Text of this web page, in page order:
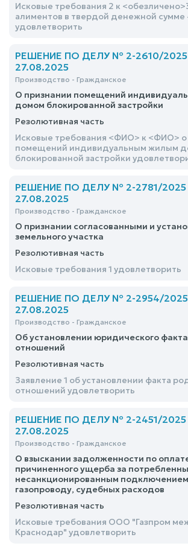
Исковые требования 2 к
алиментов в твердой денежной сумме
удовлетворить
РЕШЕНИЕ ПО ДЕЛУ № 2-2610/
27.08.2025
Производство - Гражданское
О признании помещений
домом блокированной застройки
Резолютивная часть
Исковые требования <ФИО> к <ФИО> о
помещений индивидуальным жилым
блокированной застройки
РЕШЕНИЕ ПО ДЕЛУ № 2-2781/
27.08.2025
Производство - Гражданское
О признании согласованными и
земельного участка
Резолютивная часть
Исковые требования 1 удовлетворить
РЕШЕНИЕ ПО ДЕЛУ № 2-2954/
27.08.2025
Производство - Гражданское
Об установлении юридического
отношений
Резолютивная часть
Заявление 1 об установлении факта
отношений удовлетворить
РЕШЕНИЕ ПО ДЕЛУ № 2-2451/
27.08.2025
Производство - Гражданское
О взыскании задолженности по
причиненного ущерба за
несанкционированным
газопроводу, судебных расходов
Резолютивная часть
Исковые требования ООО "Газпром
Краснодар" удовлетворить